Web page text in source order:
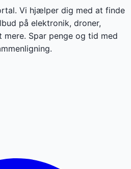
Vi hjælper dig med at finde
på elektronik, droner,
Spar penge og tid med